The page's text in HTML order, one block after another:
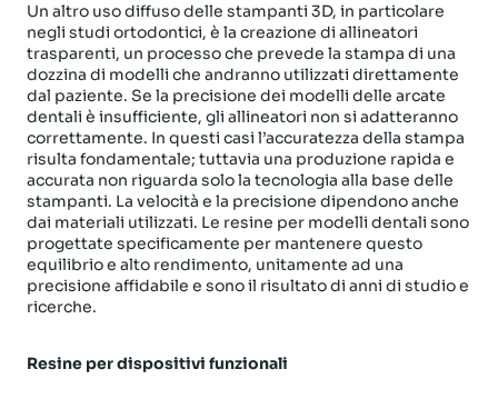
Un altro uso diffuso delle stampanti 3D, in particolare
negli studi ortodontici, è la creazione di allineatori
trasparenti, un processo che prevede la stampa di una
dozzina di modelli che andranno utilizzati direttamente
dal paziente. Se la precisione dei modelli delle arcate
dentali è insufficiente, gli allineatori non si adatteranno
correttamente. In questi casi l’accuratezza della stampa
risulta fondamentale; tuttavia una produzione rapida e
accurata non riguarda solo la tecnologia alla base delle
stampanti. La velocità e la precisione dipendono anche
dai materiali utilizzati. Le resine per modelli dentali sono
progettate specificamente per mantenere questo
equilibrio e alto rendimento, unitamente ad una
precisione affidabile e sono il risultato di anni di studio e
ricerche.
Resine per dispositivi funzionali